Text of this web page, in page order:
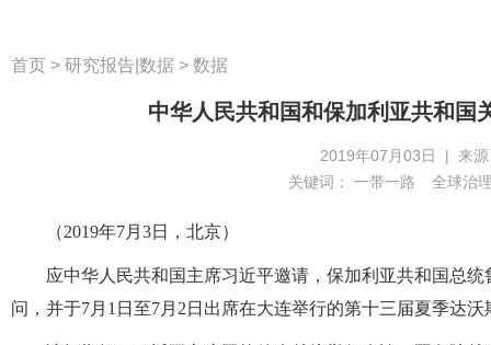
首页 > 研究报告|数据 > 数据
中华人民共和国和保加利亚共和国
2019年07月03日 | 来
关键词： 一带一路 全球治
（2019年7月3日，北京）
应中华人民共和国主席习近平邀请，保加利亚共和国总
问，并于7月1日至7月2日出席在大连举行的第十三届夏季达沃